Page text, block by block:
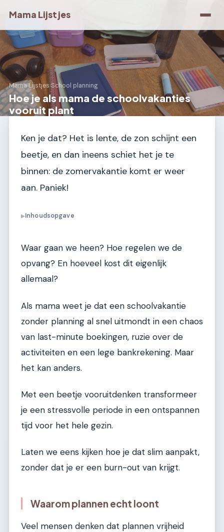
Mama Lijstjes
Mama Lijstjes›School planning
Hoe je als mama de schoolvakanties
vooruit plant
Ken je dat? Het is lente, de zon schijnt een
beetje, en dan ineens schiet het je te
binnen: de zomervakantie komt er weer
aan. Paniek!
▶Inhoudsopgave
Waar gaan we heen? Hoe regelen we de
opvang? En hoeveel kost dit eigenlijk
allemaal?
Als mama weet je dat een schoolvakantie
zonder planning al snel uitmondt in een chaos
van last-minute boekingen, ruzie over de
activiteiten en een lege bankrekening. Maar
het kan anders.
Met een beetje vooruitdenken transformeer
je een stressvolle periode in een ontspannen
tijd voor het hele gezin.
Laten we eens kijken hoe je dat slim aanpakt,
zonder dat je er een burn-out van krijgt.
Waarom plannen echt loont
Veel mensen denken dat plannen vrijheid